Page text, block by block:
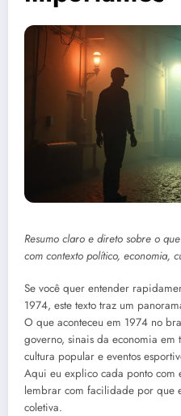
Resumo claro e direto sobre o
com contexto político, economia,
Se você quer entender
1974, este texto traz um
O que aconteceu em 1974 no
governo, sinais da economia em
cultura popular e eventos
Aqui eu explico cada ponto
lembrar com facilidade por que
coletiva.